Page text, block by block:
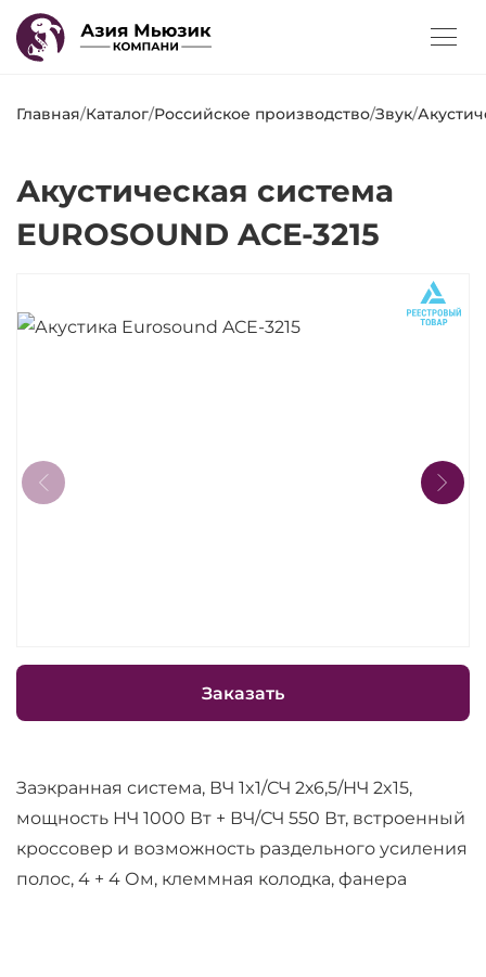
Главная/Каталог/Российское производство/Звук/
Акустическая система
EUROSOUND ACE-3215
Заказать
Заэкранная система, ВЧ 1x1/СЧ 2х6,5/НЧ 2x15,
мощность НЧ 1000 Вт + ВЧ/СЧ 550 Вт, встроенный
кроссовер и возможность раздельного усиления
полос, 4 + 4 Ом, клеммная колодка, фанера